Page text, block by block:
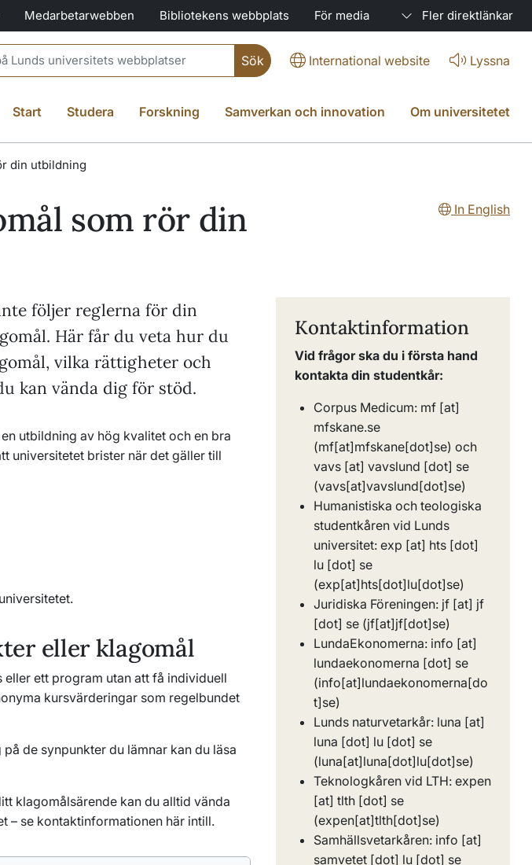
Medarbetarwebben Bibliotekens webbplats För media Fler direktlänkar
International website Lyssna
Start Studera Forskning Samverkan och innovation Om universitetet
din utbildning
som rör din
In English
följer reglerna för din
Här får du veta hur du
vilka rättigheter och
kan vända dig för stöd.
utbildning av hög kvalitet och en bra
universitetet brister när det gäller till
eller klagomål
ett program utan att få individuell
kursvärderingar som regelbundet
de synpunkter du lämnar kan du läsa
klagomålsärende kan du alltid vända
– se kontaktinformationen här intill.
Kontaktinformation
Vid frågor ska du i första hand
kontakta din studentkår:
Corpus Medicum: mf [at]
mfskane.se
(mf[at]mfskane[dot]se) och
vavs [at] vavslund [dot] se
(vavs[at]vavslund[dot]se)
Humanistiska och teologiska
studentkåren vid Lunds
universitet: exp [at] hts [dot]
lu [dot] se
(exp[at]hts[dot]lu[dot]se)
Juridiska Föreningen: jf [at] jf
[dot] se (jf[at]jf[dot]se)
LundaEkonomerna: info [at]
lundaekonomerna [dot] se
(info[at]lundaekonomerna[do
t]se)
Lunds naturvetarkår: luna [at]
luna [dot] lu [dot] se
(luna[at]luna[dot]lu[dot]se)
Teknologkåren vid LTH: expen
[at] tlth [dot] se
(expen[at]tlth[dot]se)
Samhällsvetarkåren: info [at]
samvetet [dot] lu [dot] se